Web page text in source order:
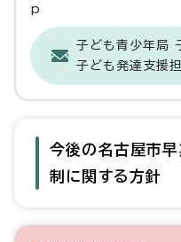
p
子ども青少年局
子ども発達支援
今後の名古屋市
制に関する方針